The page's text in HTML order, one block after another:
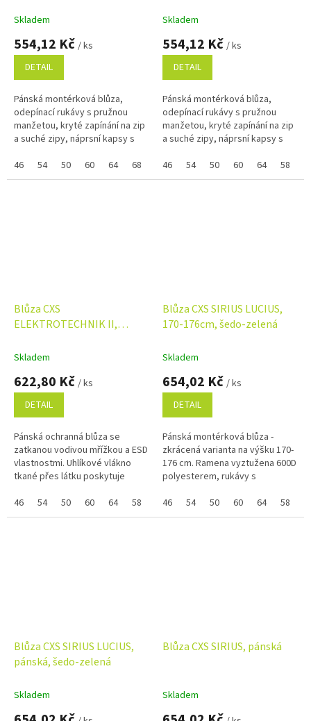
Skladem
554,12 Kč / ks
DETAIL
Pánská montérková blůza,
odepínací rukávy s pružnou
manžetou, kryté zapínání na zip
a suché zipy, náprsní kapsy s
na zip, jednoduché boční
kapsy,...
46 54 50 60 64 68 58 48 52 56 66 62
Skladem
554,12 Kč / ks
DETAIL
Pánská montérková blůza,
odepínací rukávy s pružnou
manžetou, kryté zapínání na zip
a suché zipy, náprsní kapsy s
na zip, jednoduché boční
kapsy,...
46 54 50 60 64 58
Blůza CXS
ELEKTROTECHNIK II,
modrá
Skladem
622,80 Kč / ks
DETAIL
Pánská ochranná blůza se
zatkanou vodivou mřížkou a ESD
vlastnostmi. Uhlíkové vlákno
tkané přes látku poskytuje
elektřině. Kryté zapínání na...
46 54 50 60 64 58 48 52 56 62
Blůza CXS SIRIUS LUCIUS,
170-176cm, šedo-zelená
Skladem
654,02 Kč / ks
DETAIL
Pánská montérková blůza -
zkrácená varianta na výšku 170-
176 cm. Ramena vyztužena 600D
polyesterem, rukávy s
zapínání na zip a druky,
multifunkční...
46 54 50 60 64 58
Blůza CXS SIRIUS LUCIUS,
pánská, šedo-zelená
Skladem
Blůza CXS SIRIUS, pánská
Skladem